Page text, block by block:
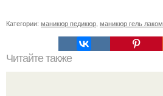
Категории: маникюр педикюр маникюр гель лаком
Читайте также